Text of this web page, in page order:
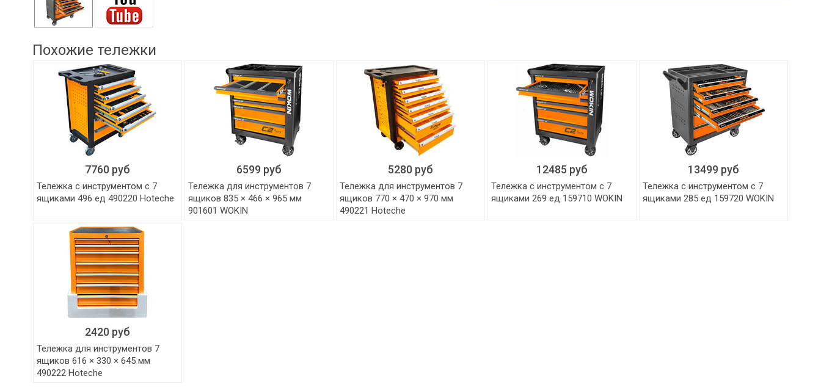
Похожие тележки
7760 руб
Тележка с инструментом с 7
ящиками 496 ед 490220 Hoteche
6599 руб
Тележка для инструментов 7
ящиков 835 × 466 × 965 мм
901601 WOKIN
5280 руб
Тележка для инструментов 7
ящиков 770 × 470 × 970 мм
490221 Hoteche
12485 руб
Тележка с инструментом с 7
ящиками 269 ед 159710 WOKIN
13499 руб
Тележка с инструментом с 7
ящиками 285 ед 159720 WOKIN
2420 руб
Тележка для инструментов 7
ящиков 616 × 330 × 645 мм
490222 Hoteche